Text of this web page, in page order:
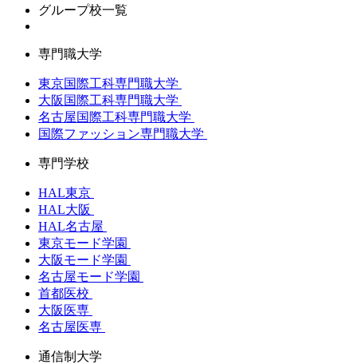
グループ校一覧
専門職大学
東京国際工科専門職大学
大阪国際工科専門職大学
名古屋国際工科専門職大学
国際ファッション専門職大学
専門学校
HAL東京
HAL大阪
HAL名古屋
東京モード学園
大阪モード学園
名古屋モード学園
首都医校
大阪医専
名古屋医専
通信制大学